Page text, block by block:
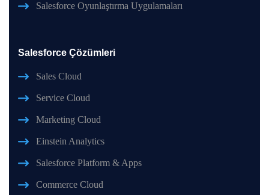
Salesforce Oyunlaştırma Uygulamaları
Salesforce Çözümleri
Sales Cloud
Service Cloud
Marketing Cloud
Einstein Analytics
Salesforce Platform & Apps
Commerce Cloud